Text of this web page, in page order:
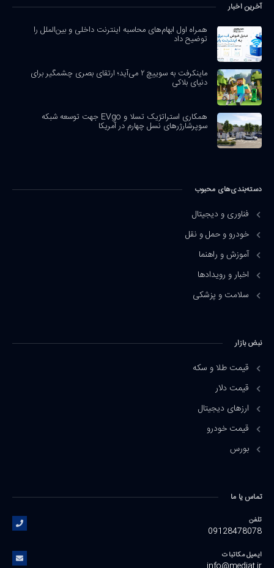
آخرین اخبار
همراه اول ابهام‌های محاسبه اینترنت داخلی و بین‌الملل را
توضیح داد
ماینکرفت به سوییچ ۲ می‌آید؛ ارتقای بصری چشمگیر برای
دنیای بلاکی
همکاری استراتژیک تسلا و EVgo جهت توسعه شبکه
سوپرشارژرهای نسل چهارم در آمریکا
دسته‌بندی‌های محبوب
فناوری و دیجیتال
خودرو و حمل و نقل
آموزش و راهنما
اخبار و رویدادها
سلامت و پزشکی
نبض بازار
قیمت طلا و سکه
قیمت دلار
ارزهای دیجیتال
قیمت خودرو
بورس
تماس یا ما
تلفن
09128478078
ایمیل مکاتبات